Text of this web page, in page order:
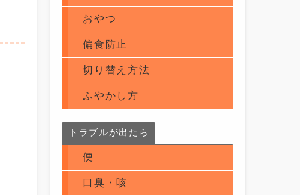
おやつ
偏食防止
切り替え方法
ふやかし方
トラブルが出たら
便
口臭・咳